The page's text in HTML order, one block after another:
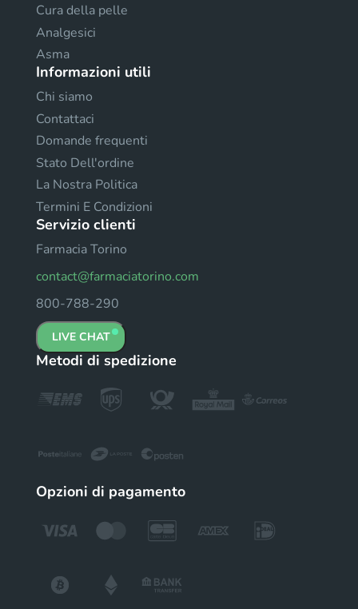
Cura della pelle
Analgesici
Asma
Informazioni utili
Chi siamo
Contattaci
Domande frequenti
Stato Dell'ordine
La Nostra Politica
Termini E Condizioni
Servizio clienti
Farmacia Torino
contact@farmaciatorino.com
800-788-290
LIVE CHAT
Metodi di spedizione
Opzioni di pagamento